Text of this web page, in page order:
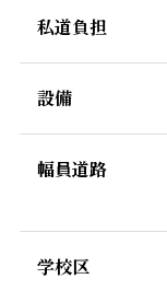
私道負担
設備
幅員道路
学校区